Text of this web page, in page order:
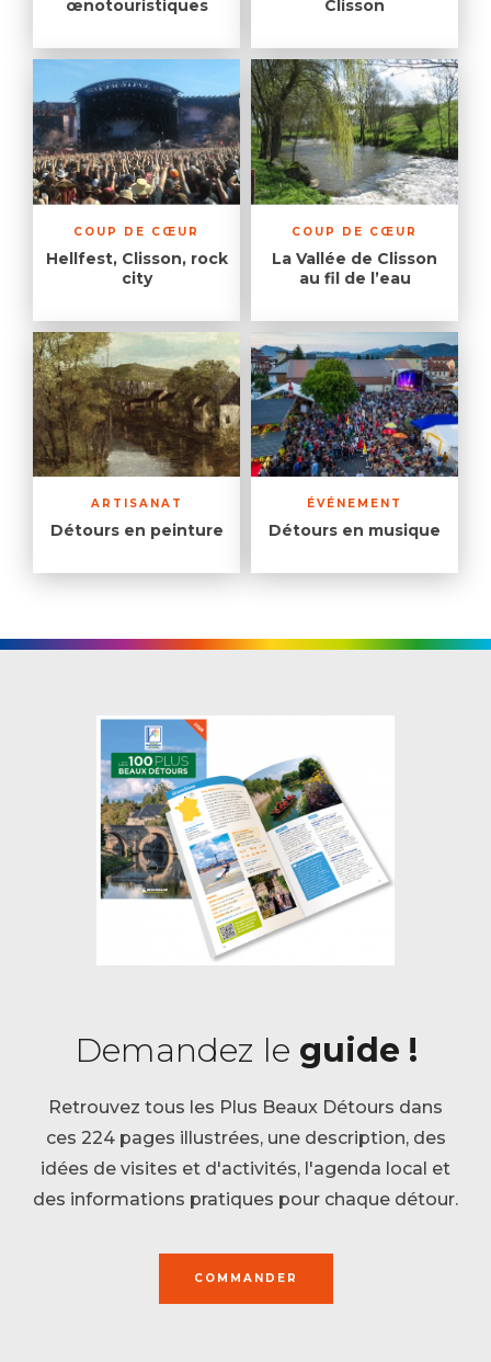
œnotouristiques
Clisson
COUP DE CŒUR
Hellfest, Clisson, rock
city
COUP DE CŒUR
La Vallée de Clisson
au fil de l’eau
ARTISANAT
Détours en peinture
ÉVÉNEMENT
Détours en musique
Demandez le guide !
Retrouvez tous les Plus Beaux Détours dans
ces 224 pages illustrées, une description, des
idées de visites et d'activités, l'agenda local et
des informations pratiques pour chaque détour.
COMMANDER